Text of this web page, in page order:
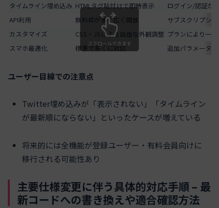
タイムライン埋め込み HTMLタグ貼付けで即時表示
ログイン/認証が
API利用
無料枠が多く広く開放
サブスクリプシ
カスタマイズ
CSS・JSによる自由な外観調整 プランにより一
スマホ最適化
標準で多くに対応 追加パラメータ
スクロールできます
ユーザー目線での注意点
Twitter埋め込みが「表示されない」「タイムライン
が最新順にならない」といったケースが増えている
将来的には全機能が登録ユーザー・有料会員向けに
移行される可能性あり
主要仕様変更に伴う具体的対応手順 – 最
新コードへの書き換えや適合確認方法